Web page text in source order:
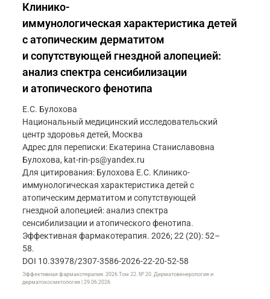
Клинико-
иммунологическая характеристика детей
с атопическим дерматитом
и сопутствующей гнездной алопецией:
анализ спектра сенсибилизации
и атопического фенотипа
Е.С. Булохова
Национальный медицинский исследовательский
центр здоровья детей, Москва
Адрес для переписки: Екатерина Станиславовна
Булохова, kat-rin-ps@yandex.ru
Для цитирования: Булохова Е.С. Клинико-
иммунологическая характеристика детей с
атопическим дерматитом и сопутствующей
гнездной алопецией: анализ спектра
сенсибилизации и атопического фенотипа.
Эффективная фармакотерапия. 2026; 22 (20): 52–
58.
DOI 10.33978/2307-3586-2026-22-20-52-58
Эффективная фармакотерапия. 2026.Том 22. № 20. Дерматовенерология и
дерматокосметология | 29.06.2026